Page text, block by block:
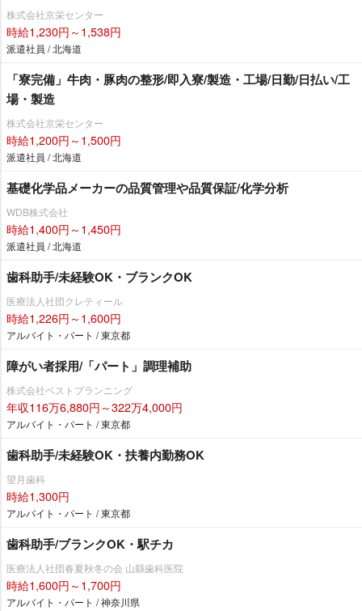
株式会社京栄センター
時給1,230円～1,538円
派遣社員 / 北海道
「寮完備」牛肉・豚肉の整形/即入寮/製造・工場/日勤/日払い/工
場・製造
株式会社京栄センター
時給1,200円～1,500円
派遣社員 / 北海道
基礎化学品メーカーの品質管理や品質保証/化学分析
WDB株式会社
時給1,400円～1,450円
派遣社員 / 北海道
歯科助手/未経験OK・ブランクOK
医療法人社団クレティール
時給1,226円～1,600円
アルバイト・パート / 東京都
障がい者採用/「パート」調理補助
株式会社ベストプランニング
年収116万6,880円～322万4,000円
アルバイト・パート / 東京都
歯科助手/未経験OK・扶養内勤務OK
望月歯科
時給1,300円
アルバイト・パート / 東京都
歯科助手/ブランクOK・駅チカ
医療法人社団春夏秋冬の会 山縣歯科医院
時給1,600円～1,700円
アルバイト・パート / 神奈川県